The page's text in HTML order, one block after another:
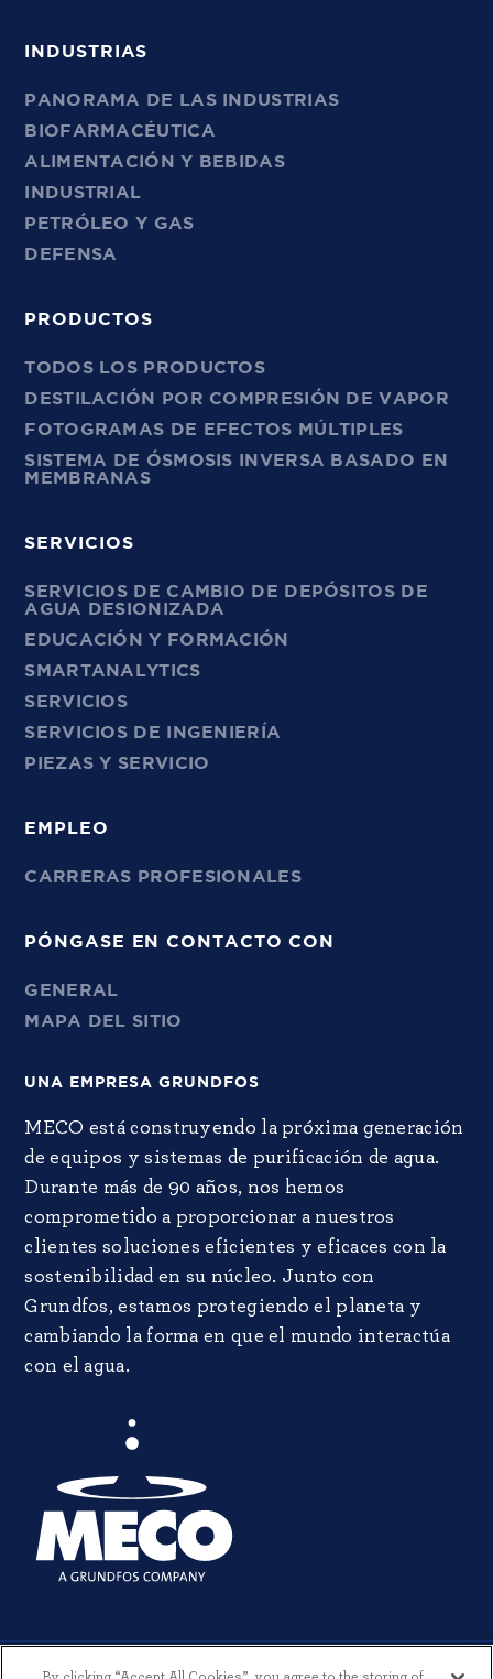
INDUSTRIAS
PANORAMA DE LAS INDUSTRIAS
BIOFARMACÉUTICA
ALIMENTACIÓN Y BEBIDAS
INDUSTRIAL
PETRÓLEO Y GAS
DEFENSA
PRODUCTOS
TODOS LOS PRODUCTOS
DESTILACIÓN POR COMPRESIÓN DE VAPOR
FOTOGRAMAS DE EFECTOS MÚLTIPLES
SISTEMA DE ÓSMOSIS INVERSA BASADO EN
MEMBRANAS
SERVICIOS
SERVICIOS DE CAMBIO DE DEPÓSITOS DE
AGUA DESIONIZADA
EDUCACIÓN Y FORMACIÓN
SMARTANALYTICS
SERVICIOS
SERVICIOS DE INGENIERÍA
PIEZAS Y SERVICIO
EMPLEO
CARRERAS PROFESIONALES
PÓNGASE EN CONTACTO CON
GENERAL
MAPA DEL SITIO
UNA EMPRESA GRUNDFOS
MECO está construyendo la próxima generación
de equipos y sistemas de purificación de agua.
Durante más de 90 años, nos hemos
comprometido a proporcionar a nuestros
clientes soluciones eficientes y eficaces con la
sostenibilidad en su núcleo. Junto con
Grundfos, estamos protegiendo el planeta y
cambiando la forma en que el mundo interactúa
con el agua.